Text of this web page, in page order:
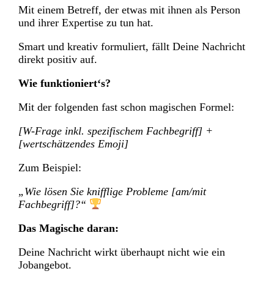
Mit einem Betreff, der etwas mit ihnen als Person
und ihrer Expertise zu tun hat.
Smart und kreativ formuliert, fällt Deine Nachricht
direkt positiv auf.
Wie funktioniert‘s?
Mit der folgenden fast schon magischen Formel:
[W-Frage inkl. spezifischem Fachbegriff] +
[wertschätzendes Emoji]
Zum Beispiel:
„Wie lösen Sie knifflige Probleme [am/mit
Fachbegriff]?“
Das Magische daran:
Deine Nachricht wirkt überhaupt nicht wie ein
Jobangebot.